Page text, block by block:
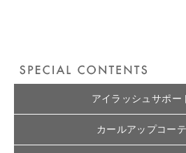
アイラッシュサポー
カールアップコー